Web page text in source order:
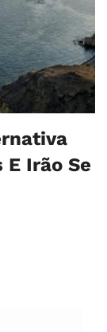
Irão Se